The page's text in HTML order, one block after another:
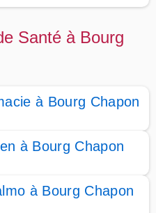
Santé à Bourg
à Bourg Chapon
à Bourg Chapon
à Bourg Chapon